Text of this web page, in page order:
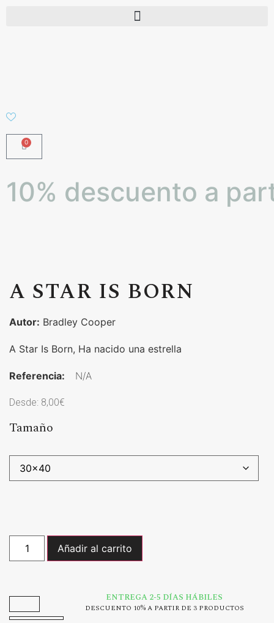
0
10% descuento a
A STAR IS BORN
Autor: Bradley Cooper
A Star Is Born, Ha nacido una estrella
Referencia: N/A
Desde: 8,00€
Tamaño
Añadir al carrito
ENTREGA 2-5 DÍAS HÁBILES
DESCUENTO 10% A PARTIR DE 3 PRODUCTOS